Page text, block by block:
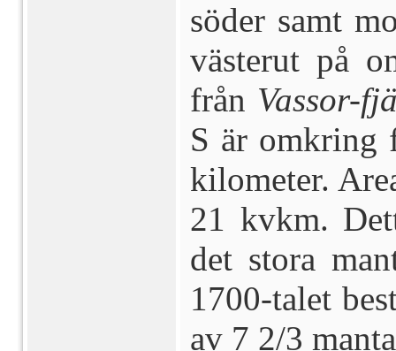
söder samt
västerut på
från Vassor-
S är
kilometer.
21 kvkm.
det stora
1700-talet
av 7 2/3